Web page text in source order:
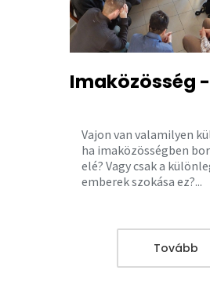
Imaközösség
Vajon van valamilyen
ha imaközösségben
elé? Vagy csak a
emberek szokása ez?...
Tovább